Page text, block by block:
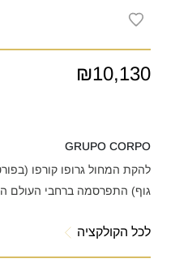
₪10,130
GRUPO CORPO
גוף) התפרסמה ברחבי העולם
לכל הקולקציה